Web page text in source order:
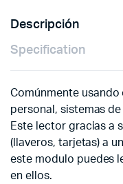
Descripción
Specification
Comúnmente
personal, sistemas
Este lector gracias a
(llaveros, tarjetas) a
este modulo puedes
en ellos.